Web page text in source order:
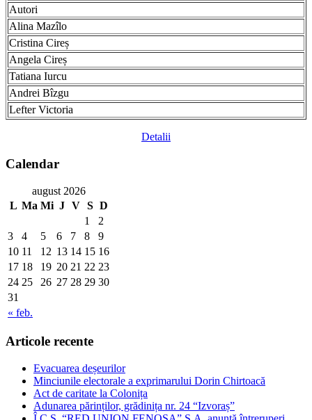
Autori
Alina Mazîlo
Cristina Cireș
Angela Cireș
Tatiana Iurcu
Andrei Bîzgu
Lefter Victoria
Detalii
Calendar
august 2026
L Ma Mi J V S D
« feb.
1
2
3
4 5 6 7 8
9
10 11 12 13 14 15 16
17 18 19 20 21 22 23
24 25 26 27 28 29 30
31
Articole recente
Evacuarea deșeurilor
Minciunile electorale a exprimarului Dorin Chirtoacă
Act de caritate la Colonița
Adunarea părinților, grădinița nr. 24 “Izvoraș”